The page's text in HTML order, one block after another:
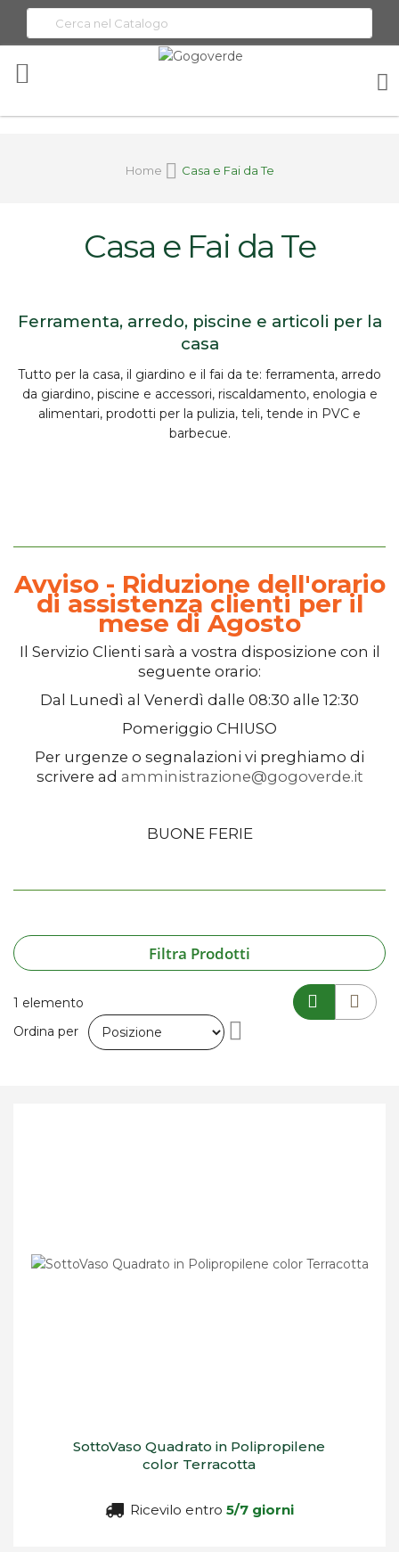
Home Casa e Fai da Te
Casa e Fai da Te
Ferramenta, arredo, piscine e articoli per la
casa
Tutto per la casa, il giardino e il fai da te: ferramenta, arredo
da giardino, piscine e accessori, riscaldamento, enologia e
alimentari, prodotti per la pulizia, teli, tende in PVC e
barbecue.
Avviso - Riduzione dell'orario
di assistenza clienti per il
mese di Agosto
Il Servizio Clienti sarà a vostra disposizione con il
seguente orario:
Dal Lunedì al Venerdì dalle 08:30 alle 12:30
Pomeriggio CHIUSO
Per urgenze o segnalazioni vi preghiamo di
scrivere ad amministrazione@gogoverde.it
BUONE FERIE
Filtra Prodotti
1 elemento
Ordina per
SottoVaso Quadrato in Polipropilene
color Terracotta
Ricevilo entro 5/7 giorni